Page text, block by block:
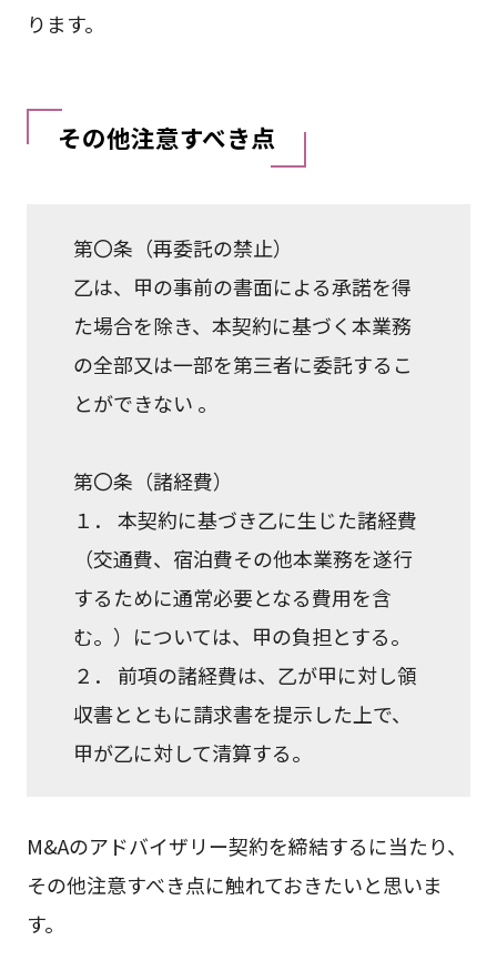
ります。
その他注意すべき点
第〇条（再委託の禁止）
乙は、甲の事前の書面による承諾を得
た場合を除き、本契約に基づく本業務
の全部又は一部を第三者に委託するこ
とができない 。
第〇条（諸経費）
１． 本契約に基づき乙に生じた諸経費
（交通費、宿泊費その他本業務を遂行
するために通常必要となる費用を含
む。）については、甲の負担とする。
２． 前項の諸経費は、乙が甲に対し領
収書とともに請求書を提示した上で、
甲が乙に対して清算する。
M&Aのアドバイザリー契約を締結するに当たり、
その他注意すべき点に触れておきたいと思いま
す。